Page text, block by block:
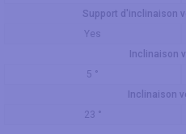
Support d'inclinaison
Yes
Inclinaison
5 °
Inclinaison
23 °